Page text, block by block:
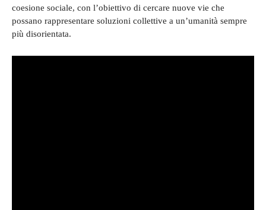
coesione sociale, con l’obiettivo di cercare nuove vie che
possano rappresentare soluzioni collettive a un’umanità sempre
più disorientata.